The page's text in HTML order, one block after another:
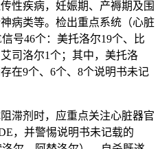
性疾病，妊娠期、产褥期及围
病类等。检出重点系统（心脏
号46个：美托洛尔19个、比
司洛尔1个；其中，美托洛
在9个、6个、8个说明书未记
滞剂时，应重点关注心脏器官
，并警惕说明书未记载的